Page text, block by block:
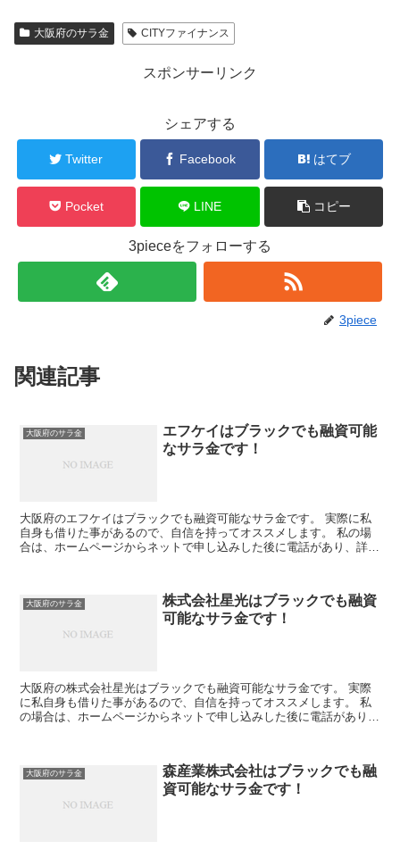
大阪府のサラ金 CITYファイナンス
スポンサーリンク
シェアする
Twitter Facebook はてブ
Pocket LINE コピー
3pieceをフォローする
3piece
関連記事
大阪府のサラ金
エフケイはブラックでも融資可能
なサラ金です！
大阪府のエフケイはブラックでも融資可能なサラ金です。 実際に私
自身も借りた事があるので、自信を持ってオススメします。 私の場
合は、ホームページからネットで申し込みした後に電話があり、詳細
大阪府のサラ金
株式会社星光はブラックでも融資
可能なサラ金です！
大阪府の株式会社星光はブラックでも融資可能なサラ金です。 実際
に私自身も借りた事があるので、自信を持ってオススメします。 私
の場合は、ホームページからネットで申し込みした後に電話があり、
大阪府のサラ金
森産業株式会社はブラックでも融
資可能なサラ金です！